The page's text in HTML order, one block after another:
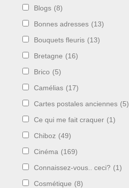
Blogs (8)
Bonnes adresses (13)
Bouquets fleuris (13)
Bretagne (16)
Brico (5)
Camélias (17)
Cartes postales anciennes (5)
Ce qui me fait craquer (1)
Chiboz (49)
Cinéma (169)
Connaissez-vous.. ceci? (1)
Cosmétique (8)